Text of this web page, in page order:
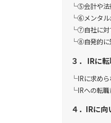
⑤会計や法
⑥メンタル
⑦自社に対
⑧自発的に
３． IRに
IRに求め
IRへの転
４．IRに